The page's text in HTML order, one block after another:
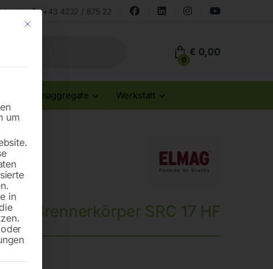
+43 4232 / 875 22
0
€ 0,00
Stromaggregate Werkstatt
Brennerkörper SRC 17 HF
Mit diesem Button wird der Dialog geschlossen. Seine Funktionalität ist
um
in